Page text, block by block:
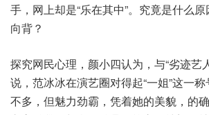
手，网上却是“乐在其中”。究竟是什么
向背？
探究网民心理，颜小四认为，与“劣迹艺
说，范冰冰在演艺圈对得起“一姐”这一
不多，但魅力劲霸，凭着她的美貌，的